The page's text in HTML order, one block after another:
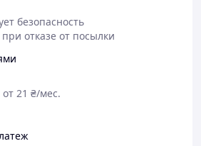
безопасность
отказе от посылки
21 ₴/мес.